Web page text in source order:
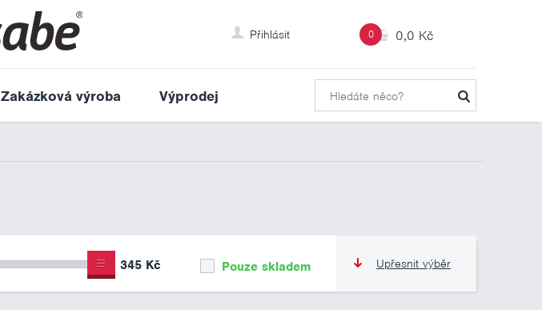
0 0,0 Kč
Přihlásit
Zakázková výroba Výprodej
Upřesnit výběr
Pouze skladem
345 Kč